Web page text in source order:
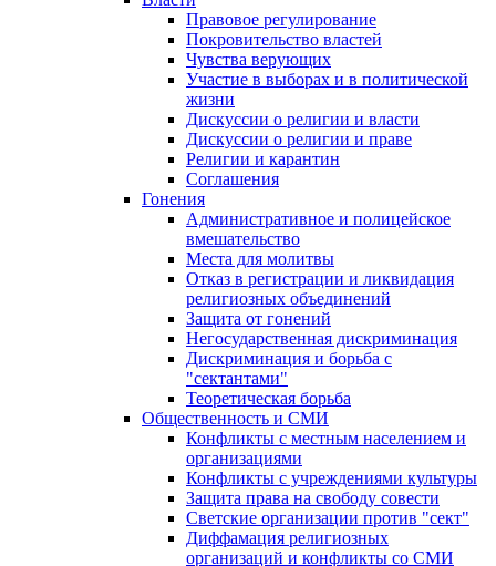
Правовое регулирование
Покровительство властей
Чувства верующих
Участие в выборах и в политической
жизни
Дискуссии о религии и власти
Дискуссии о религии и праве
Религии и карантин
Соглашения
Гонения
Административное и полицейское
вмешательство
Места для молитвы
Отказ в регистрации и ликвидация
религиозных объединений
Защита от гонений
Негосударственная дискриминация
Дискриминация и борьба с
"сектантами"
Теоретическая борьба
Общественность и СМИ
Конфликты с местным населением и
организациями
Конфликты с учреждениями культуры
Защита права на свободу совести
Светские организации против "сект"
Диффамация религиозных
организаций и конфликты со СМИ